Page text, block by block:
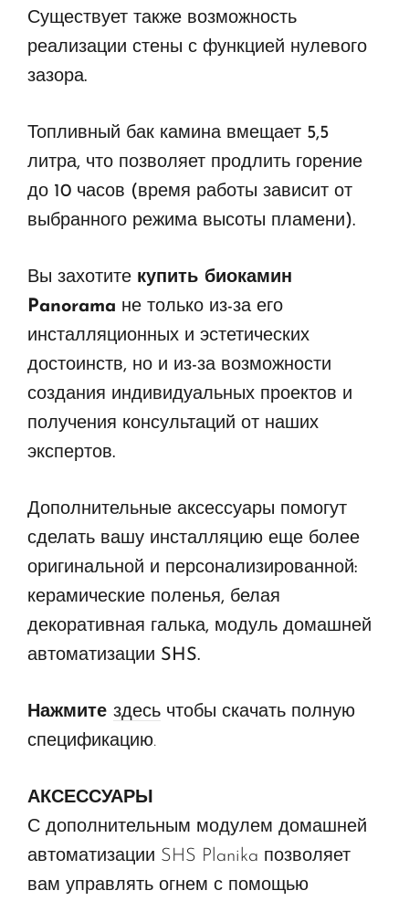
Существует также возможность
реализации стены с функцией нулевого
зазора.
Топливный бак камина вмещает 5,5
литра, что позволяет продлить горение
до 10 часов (время работы зависит от
выбранного режима высоты пламени).
Вы захотите купить биокамин
Panorama не только из-за его
инсталляционных и эстетических
достоинств, но и из-за возможности
создания индивидуальных проектов и
получения консультаций от наших
экспертов.
Дополнительные аксессуары помогут
сделать вашу инсталляцию еще более
оригинальной и персонализированной:
керамические поленья, белая
декоративная галька, модуль домашней
автоматизации SHS.
Нажмите здесь чтобы скачать полную
спецификацию.
АКСЕССУАРЫ
С дополнительным модулем домашней
автоматизации SHS Planika позволяет
вам управлять огнем с помощью